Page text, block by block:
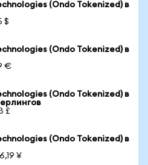
(Ondo Tokenized) в
$
(Ondo Tokenized) в
€
(Ondo Tokenized) в
£
(Ondo Tokenized) в
¥